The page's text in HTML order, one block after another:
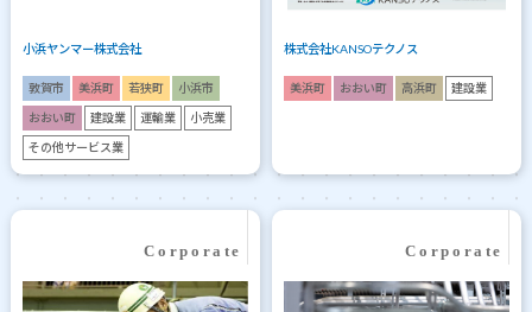
小浜ヤンマー株式会社
敦賀市 美浜町 若狭町 小浜市
おおい町 建設業 運輸業 小売業
その他サービス業
株式会社KANSOテクノス
美浜町 おおい町 高浜町 建設業